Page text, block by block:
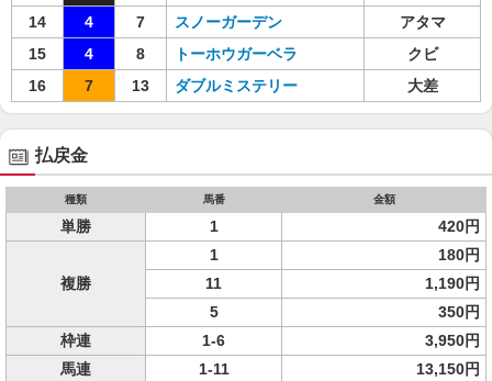
14
4 7 スノーガーデン
アタマ
15
4 8 トーホウガーベラ
クビ
16
7 13 ダブルミステリー 大差
払戻金
種類 馬番 金額
単勝 1 420円
複勝
1
180円
11
1,190円
5
350円
枠連
1-6
3,950円
馬連
1-11 13,150円